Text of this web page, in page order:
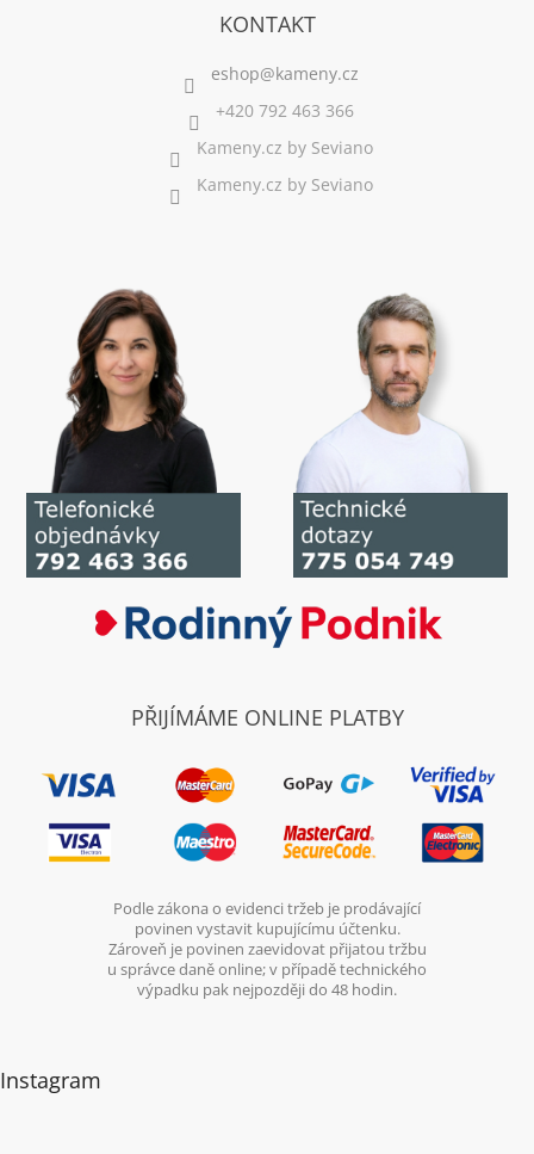
KONTAKT
+420 792 463 366
Kameny.cz by Seviano
Kameny.cz by Seviano
PŘIJÍMÁME ONLINE PLATBY
Podle zákona o evidenci tržeb je prodávající
povinen vystavit kupujícímu účtenku.
Zároveň je povinen zaevidovat přijatou tržbu
u správce daně online; v případě technického
výpadku pak nejpozději do 48 hodin.
Instagram